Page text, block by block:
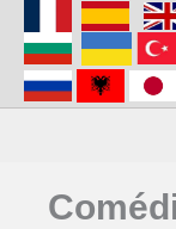
contenu